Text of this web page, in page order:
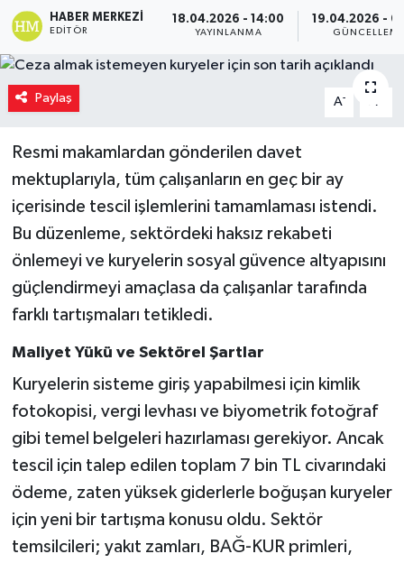
HABER MERKEZI
EDITÖR
18.04.2026 - 14:00
YAYINLANMA
19.04.2026 -
Paylaş A- A
Resmi makamlardan gönderilen davet
mektuplarıyla, tüm çalışanların en geç bir ay
içerisinde tescil işlemlerini tamamlaması istendi.
Bu düzenleme, sektördeki haksız rekabeti
önlemeyi ve kuryelerin sosyal güvence altyapısını
güçlendirmeyi amaçlasa da çalışanlar tarafında
farklı tartışmaları tetikledi.
Maliyet Yükü ve Sektörel Şartlar
Kuryelerin sisteme giriş yapabilmesi için kimlik
fotokopisi, vergi levhası ve biyometrik fotoğraf
gibi temel belgeleri hazırlaması gerekiyor. Ancak
tescil için talep edilen toplam 7 bin TL civarındaki
ödeme, zaten yüksek giderlerle boğuşan kuryeler
için yeni bir tartışma konusu oldu. Sektör
temsilcileri; yakıt zamları, BAĞ-KUR primleri,
Siyaset
Yaşam
Yerel Yönetimler
Yurttan